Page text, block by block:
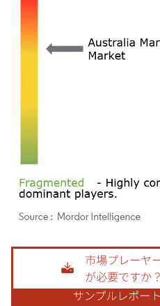
画像 © Mordor Intelligence。再利用に